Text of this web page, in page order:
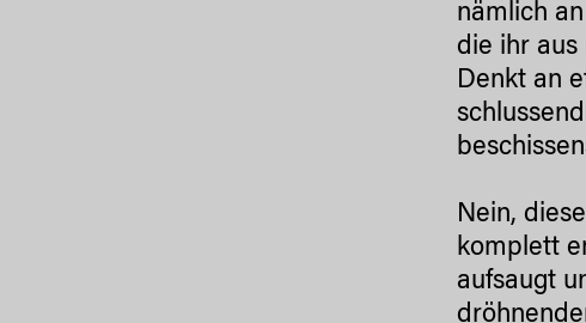
nämlich
die ihr aus
Denkt an
Nein,
komplett
aufsaugt